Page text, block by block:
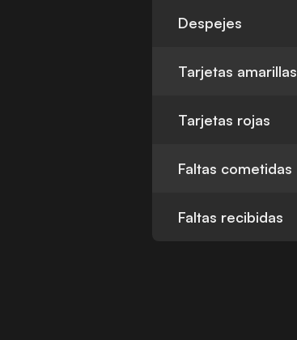
Despejes
Tarjetas amarillas
Tarjetas rojas
Faltas cometidas
Faltas recibidas